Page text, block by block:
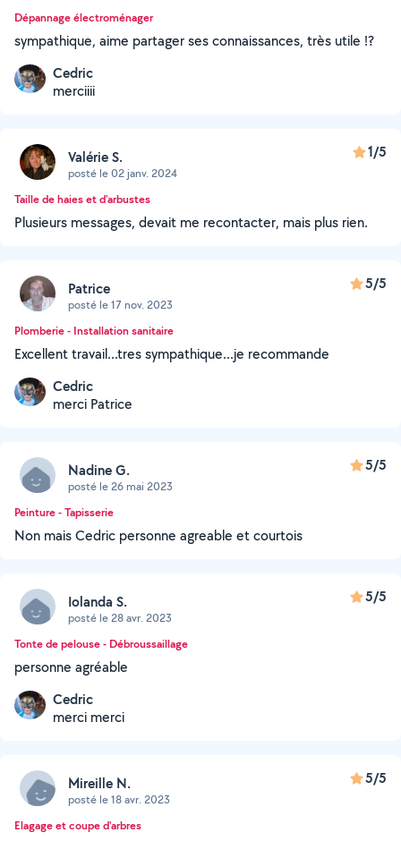
Dépannage électroménager
sympathique, aime partager ses connaissances, très utile !?
Cedric
merciiii
Valérie S.
posté le 02 janv. 2024
1/5
Taille de haies et d'arbustes
Plusieurs messages, devait me recontacter, mais plus rien.
Patrice
posté le 17 nov. 2023
5/5
Plomberie - Installation sanitaire
Excellent travail...tres sympathique...je recommande
Cedric
merci Patrice
Nadine G.
posté le 26 mai 2023
5/5
Peinture - Tapisserie
Non mais Cedric personne agreable et courtois
Iolanda S.
posté le 28 avr. 2023
5/5
Tonte de pelouse - Débroussaillage
personne agréable
Cedric
merci merci
Mireille N.
posté le 18 avr. 2023
5/5
Elagage et coupe d'arbres